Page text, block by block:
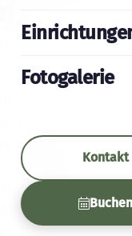
Fotogalerie
Kontakt
Niederlanden
wir viele
durften, neue
selbst auch
wie die
und den
haben.